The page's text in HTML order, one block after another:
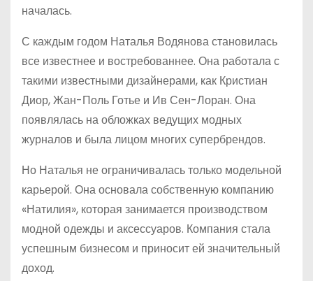
началась.
С каждым годом Наталья Водянова становилась
все известнее и востребованнее. Она работала с
такими известными дизайнерами, как Кристиан
Диор, Жан-Поль Готье и Ив Сен-Лоран. Она
появлялась на обложках ведущих модных
журналов и была лицом многих супербрендов.
Но Наталья не ограничивалась только модельной
карьерой. Она основала собственную компанию
«Натилия», которая занимается производством
модной одежды и аксессуаров. Компания стала
успешным бизнесом и приносит ей значительный
доход.